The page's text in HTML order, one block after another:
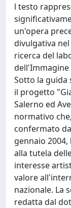
l testo
un'opera
divulgativa
ricerca del
dell'Immagine
Sotto la guida
il progetto
Salerno ed
normativo
confermato
gennaio
alla tutela
interesse
valore
nazionale. La
redatta dal